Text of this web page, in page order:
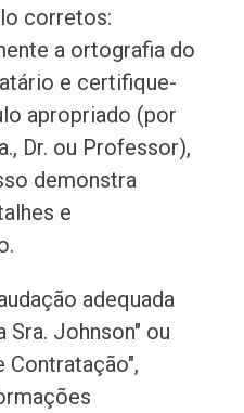
corretos:
a ortografia do
e certifique-
apropriado (por
Dr. ou Professor),
demonstra
e
adequada
Sra. Johnson" ou
Contratação",